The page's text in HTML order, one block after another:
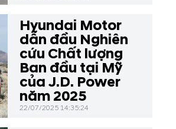
Hyundai Motor
dẫn đầu Nghiên
cứu Chất lượng
Ban đầu tại Mỹ
của J.D. Power
năm 2025
22/07/2025 14:35:24